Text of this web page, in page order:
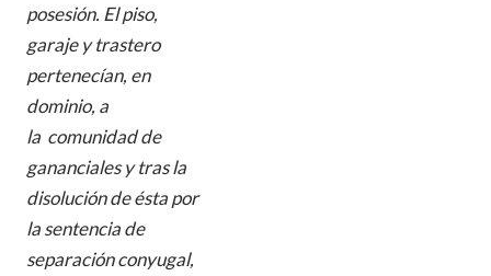
posesión. El piso,
garaje y trastero
pertenecían, en
dominio, a
la comunidad de
gananciales y tras la
disolución de ésta por
la sentencia de
separación conyugal,